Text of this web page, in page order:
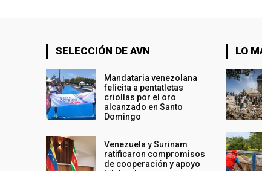
SELECCIÓN DE AVN
Mandataria venezolana
felicita a pentatletas
criollas por el oro
alcanzado en Santo
Domingo
Venezuela y Surinam
ratificaron compromisos
de cooperación y apoyo
LO